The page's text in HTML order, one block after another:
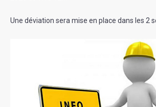
Une déviation sera mise en place dans les 2